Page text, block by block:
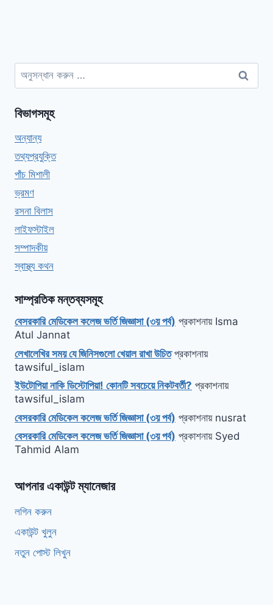
অনুসন্ধানঃ
বিভাগসমূহ
অন্যান্য
তথ্যপ্রযুক্তি
পাঁচ মিশালী
ভ্রমণ
রসনা বিলাস
লাইফস্টাইল
সম্পাদকীয়
স্বাস্থ্য কথন
সাম্প্রতিক মন্তব্যসমূহ
বেসরকারি মেডিকেল কলেজ ভর্তি জিজ্ঞাসা (৩য় পর্ব) প্রকাশনায় Isma
Atul Jannat
লেখালেখির সময় যে জিনিসগুলো খেয়াল রাখা উচিতপ্রকাশনায়
tawsiful_islam
ইউটোপিয়া নাকি ডিস্টোপিয়া! কোনটি সবচেয়ে নিকটবর্তী? প্রকাশনায়
tawsiful_islam
বেসরকারি মেডিকেল কলেজ ভর্তি জিজ্ঞাসা (৩য় পর্ব) প্রকাশনায় nusrat
বেসরকারি মেডিকেল কলেজ ভর্তি জিজ্ঞাসা (৩য় পর্ব) প্রকাশনায় Syed
Tahmid Alam
আপনার একাউন্ট ম্যানেজার
লগিন করুন
একাউন্ট খুলুন
নতুন পোস্ট লিখুন